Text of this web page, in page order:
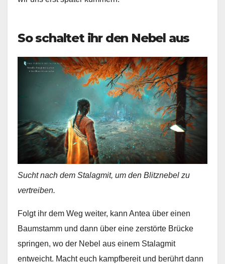
So schaltet ihr den Nebel aus
Sucht nach dem Stalagmit, um den Blitznebel zu
vertreiben.
Folgt ihr dem Weg weiter, kann Antea über einen
Baumstamm und dann über eine zerstörte Brücke
springen, wo der Nebel aus einem Stalagmit
entweicht. Macht euch kampfbereit und berührt dann